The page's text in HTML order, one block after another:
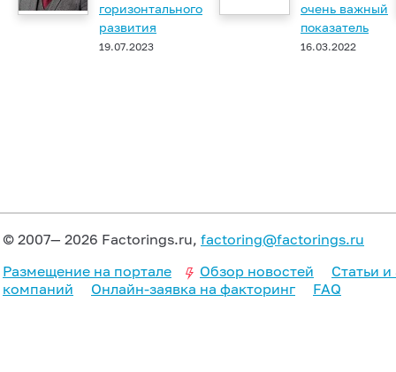
горизонтального
развития
19.07.2023
очень важный
показатель
16.03.2022
© 2007— 2026 Factorings.ru, factoring@factorings.ru
Размещение на портале
Обзор новостей
Статьи
компаний
Онлайн-заявка на факторинг FAQ